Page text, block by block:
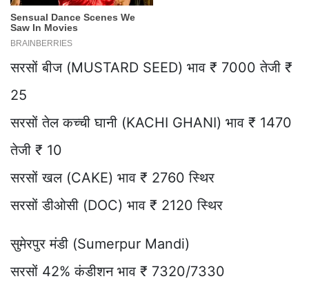
सरसों बीज (MUSTARD SEED) भाव ₹ 7000 तेजी ₹
25
सरसों तेल कच्ची घानी (KACHI GHANI) भाव ₹ 1470
तेजी ₹ 10
सरसों खल (CAKE) भाव ₹ 2760 स्थिर
सरसों डीओसी (DOC) भाव ₹ 2120 स्थिर
सुमेरपुर मंडी (Sumerpur Mandi)
सरसों 42% कंडीशन भाव ₹ 7320/7330